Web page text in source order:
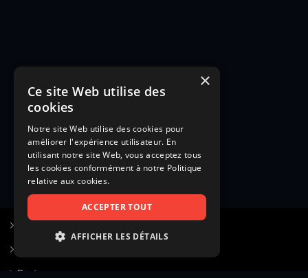
Poster une annonce
×
Ce site Web utilise des
cookies
Notre site Web utilise des cookies pour
améliorer l'expérience utilisateur. En
utilisant notre site Web, vous acceptez tous
les cookies conformément à notre Politique
relative aux cookies.
ACCEPTER TOUT
AFFICHER LES DÉTAILS